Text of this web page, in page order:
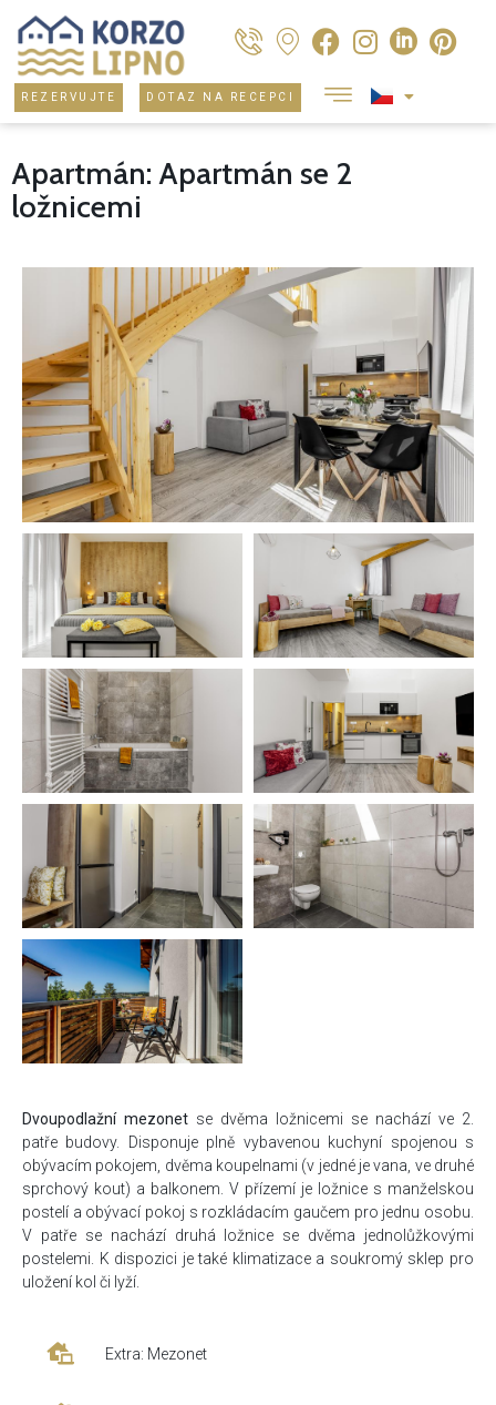
REZERVUJTE DOTAZ NA RECEPCI
Apartmán: Apartmán se 2
ložnicemi
Dvoupodlažní mezonet se dvěma ložnicemi se nachází ve 2.
patře budovy. Disponuje plně vybavenou kuchyní spojenou s
obývacím pokojem, dvěma koupelnami (v jedné je vana, ve druhé
sprchový kout) a balkonem. V přízemí je ložnice s manželskou
postelí a obývací pokoj s rozkládacím gaučem pro jednu osobu.
V patře se nachází druhá ložnice se dvěma jednolůžkovými
postelemi. K dispozici je také klimatizace a soukromý sklep pro
uložení kol či lyží.
Extra: Mezonet